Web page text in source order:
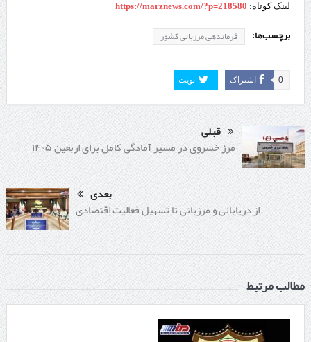
لینک کوتاه: https://marznews.com/?p=218580
برچسب‌ها: فرماندهی مرزبانی کشور
اشتراک 0 تویت
قبلی
مرز خسروی در مسیر آمادگی کامل برای اربعین ۱۴۰۵
بعدی
از دریابانی و مرزبانی تا تسهیل فعالیت اقتصادی
مطالب مرتبط